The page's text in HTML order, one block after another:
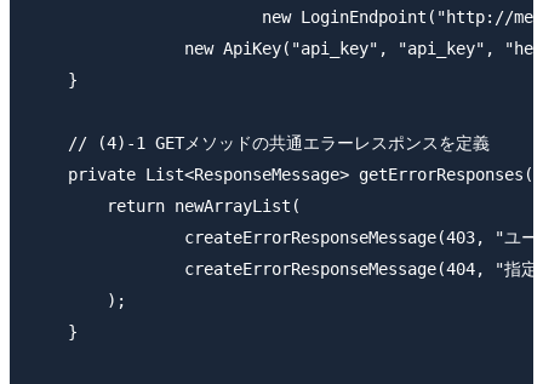
new LoginEndpoint("http://
new ApiKey("api_key", "api_key",
    }
    // (4)-1 GETメソッドの共通エラーレスポンスを定義
private List<ResponseMessage>
        return newArrayList(
createErrorResponseMessage(403, "ユーザ
createErrorResponseMessage(404, "指定
        );
    }